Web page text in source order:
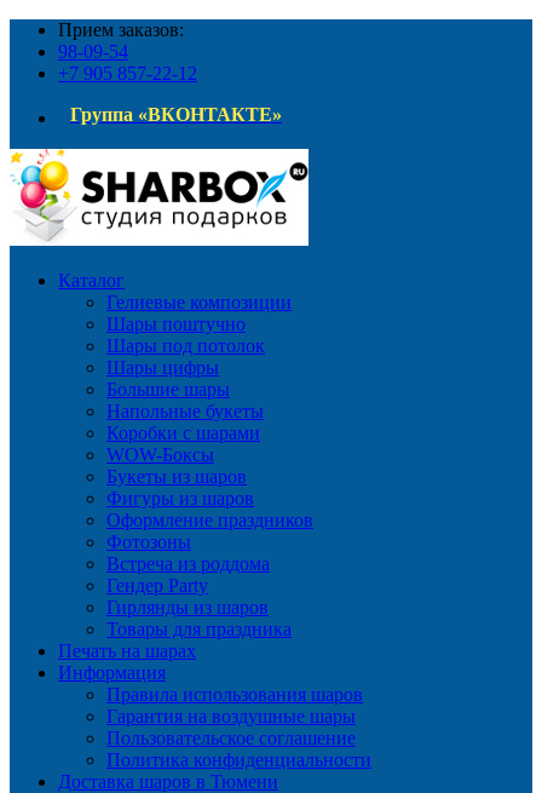
Прием заказов:
98-09-54
+7 905 857-22-12
Группа «ВКОНТАКТЕ»
Каталог
Гелиевые композиции
Шары поштучно
Шары под потолок
Шары цифры
Большие шары
Напольные букеты
Коробки с шарами
WOW-Боксы
Букеты из шаров
Фигуры из шаров
Оформление праздников
Фотозоны
Встреча из роддома
Гендер Party
Гирлянды из шаров
Товары для праздника
Печать на шарах
Информация
Правила использования шаров
Гарантия на воздушные шары
Пользовательское соглашение
Политика конфиденциальности
Доставка шаров в Тюмени